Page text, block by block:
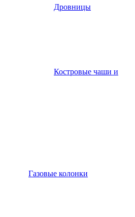
Дровницы
Костровые чаши и
Газовые колонки